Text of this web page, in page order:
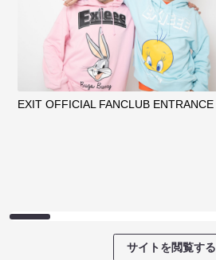
EXIT OFFICIAL FANCLUB ENTRANCE
サイトを閲覧する